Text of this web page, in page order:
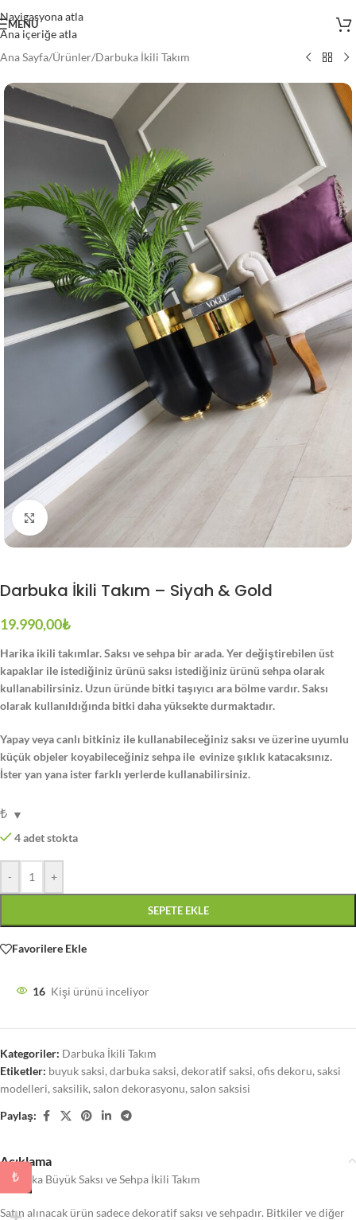
Navigasyona atla
Ana içeriğe atla
MENÜ
Ana Sayfa/Ürünler/Darbuka İkili Takım
Büyütmek için tıklayın
Darbuka İkili Takım – Siyah & Gold
19.990,00₺
Harika ikili takımlar. Saksı ve sehpa bir arada. Yer değiştirebilen üst
kapaklar ile istediğiniz ürünü saksı istediğiniz ürünü sehpa olarak
kullanabilirsiniz. Uzun üründe bitki taşıyıcı ara bölme vardır. Saksı
olarak kullanıldığında bitki daha yüksekte durmaktadır.
Yapay veya canlı bitkiniz ile kullanabileceğiniz saksı ve üzerine uyumlu
küçük objeler koyabileceğiniz sehpa ile evinize şıklık katacaksınız.
İster yan yana ister farklı yerlerde kullanabilirsiniz.
₺
4 adet stokta
- +
SEPETE EKLE
Favorilere Ekle
16 Kişi ürünü inceliyor
Kategoriler: Darbuka İkili Takım
Etiketler: buyuk saksi, darbuka saksi, dekoratif saksi, ofis dekoru, saksi
modelleri, saksilik, salon dekorasyonu, salon saksisi
Paylaş:
Açıklama
Darbuka Büyük Saksı ve Sehpa İkili Takım
Satın alınacak ürün sadece dekoratif saksı ve sehpadır. Bitkiler ve diğer
₺